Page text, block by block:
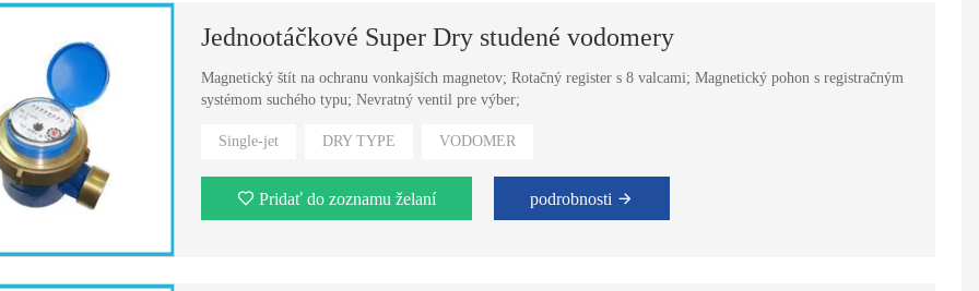
Jednootáčkové Super Dry studené vodomery
Magnetický štít na ochranu vonkajších magnetov; Rotačný register s 8 valcami; Magnetický pohon s registračným
systémom suchého typu; Nevratný ventil pre výber;
Single-jet DRY TYPE VODOMER
Pridať do zoznamu želaní podrobnosti